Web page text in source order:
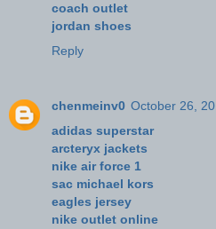
coach outlet
jordan shoes
Reply
chenmeinv0 October 26,
adidas superstar
arcteryx jackets
nike air force 1
sac michael kors
eagles jersey
nike outlet online